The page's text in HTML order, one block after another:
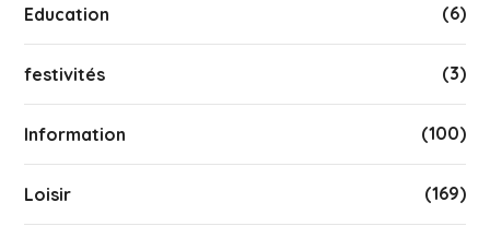
Education (6)
festivités (3)
Information (100)
Loisir (169)